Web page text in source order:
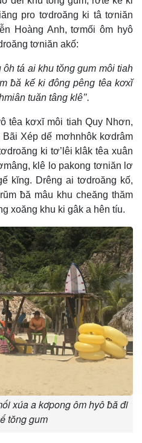
pro tơdroăng ki tâ tơniăn
Hoàng Anh, tơmối ôm hyô
tơniăn akố:
ôh tá ai khu tŏng gum môi tiah
ƀă kế ki đông pêng têa kơxĭ
tuăn tâng klê’’.
têa kơxĭ môi tiah Quy Nhơn,
Xép dế mơhnhôk kơdrâm
ki tơ’lêi klâk têa xuân
klê lo pakong tơniăn lơ
kĭng. Drêng ai tơdroăng kố,
ƀă mâu khu cheăng thăm
xoăng khu ki gâk a hên tíu.
xúa a kơpong ôm hyô ƀă đi
tŏng gum